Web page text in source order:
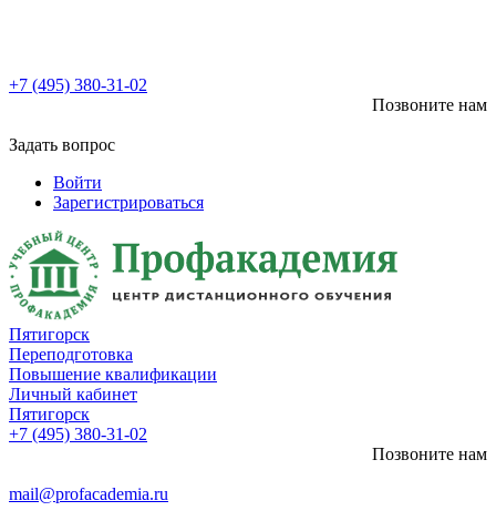
+7 (495) 380-31-02
Позвоните нам
Задать вопрос
Войти
Зарегистрироваться
Пятигорск
Переподготовка
Повышение квалификации
Личный кабинет
Пятигорск
+7 (495) 380-31-02
Позвоните нам
mail@profacademia.ru